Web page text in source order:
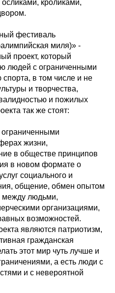
кроликами,
фестиваль
миля)» -
проект, который
людей с ограниченными
в том числе и не
и творчества,
и пожилых
так же стоят:
жизни,
в обществе принципов
в новом формате о
социального и
общение, обмен опытом
между людьми,
организациями,
возможностей.
являются патриотизм,
гражданская
этот мир чуть лучше и
а есть люди с
и с невероятной